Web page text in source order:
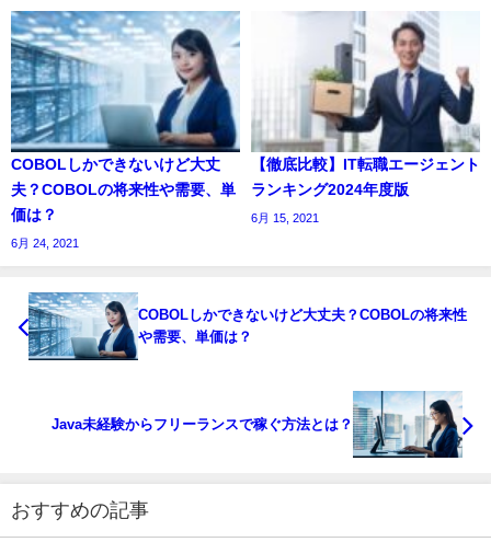
COBOLしかできないけど大丈
夫？COBOLの将来性や需要、単
価は？
6月 24, 2021
【徹底比較】IT転職エージェント
ランキング2024年度版
6月 15, 2021
COBOLしかできないけど大丈夫？COBOLの将来性
や需要、単価は？
Java未経験からフリーランスで稼ぐ方法とは？
おすすめの記事